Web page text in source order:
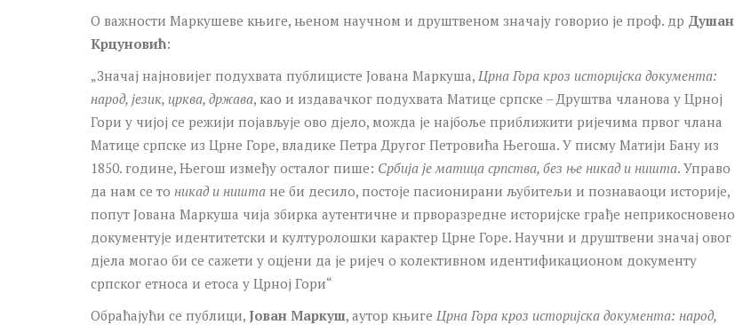
O важности Маркушеве књиге, њеном научном и друштвеном значају говорио је проф. др Душан
Крцуновић:
„Значај најновијег подухвата публицисте Јована Маркуша, Црна Гора кроз историјска документа:
народ, језик, црква, држава, као и издавачког подухвата Матице српске – Друштва чланова у Црној
Гори у чијој се режији појављује ово дјело, можда је најбоље приближити ријечима првог члана
Матице српске из Црне Горе, владике Петра Другог Петровића Његоша. У писму Матији Бану из
1850. године, Његош између осталог пише: Србија је матица српства, без ње никад и ништа. Управо
да нам се то никад и ништа не би десило, постоје пасионирани љубитељи и познаваоци историје,
попут Јована Маркуша чија збирка аутентичне и прворазредне историјске грађе неприкосновено
документује идентитетски и културолошки карактер Црне Горе. Научни и друштвени значај овог
дјела могао би се сажети у оцјени да је ријеч о колективном идентификационом документу
српског етноса и етоса у Црној Гори“
Обраћајући се публици, Јован Маркуш, аутор књиге Црна Гора кроз историјска документа: народ,